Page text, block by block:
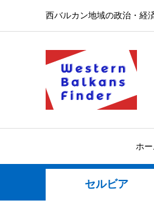
西バルカン地域の政治・経
ホ
セルビア